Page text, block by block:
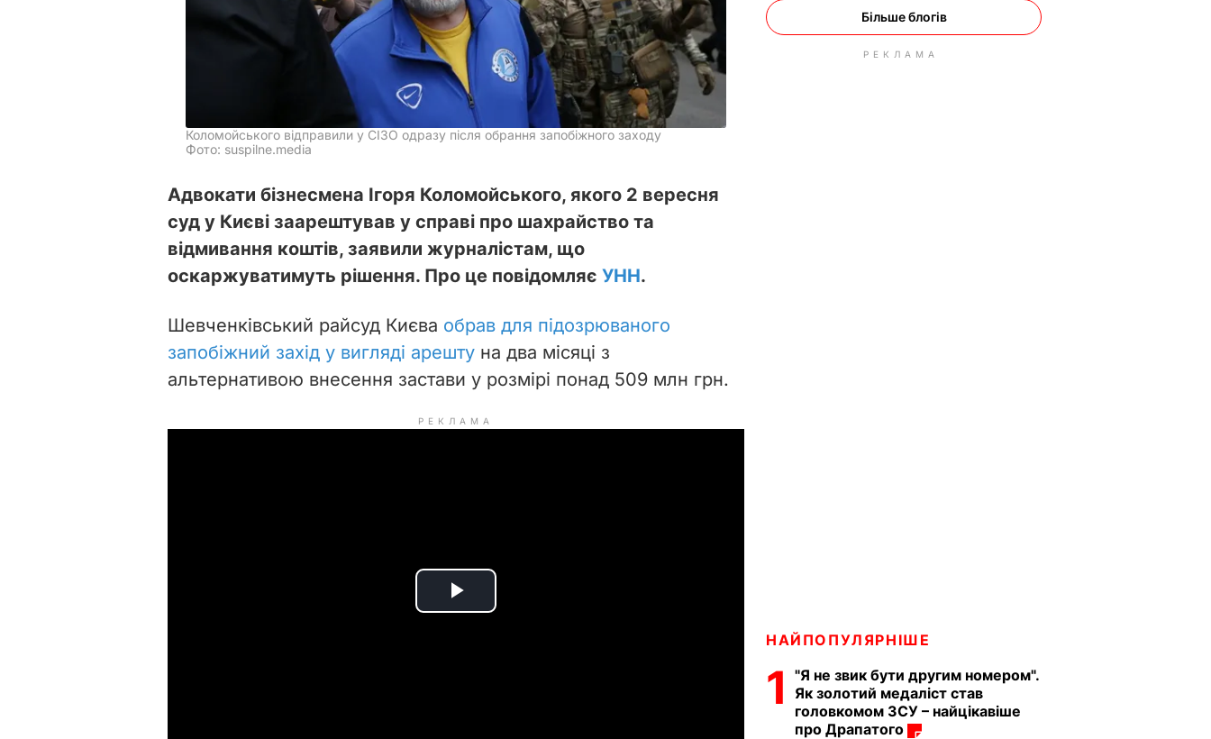
Коломойського відправили у СІЗО одразу після обрання запобіжного заходу
Фото: suspilne.media
Адвокати бізнесмена Ігоря Коломойського, якого 2 вересня
суд у Києві заарештував у справі про шахрайство та
відмивання коштів, заявили журналістам, що
оскаржуватимуть рішення. Про це повідомляє УНН.
Шевченківський райсуд Києва обрав для підозрюваного
запобіжний захід у вигляді арешту на два місяці з
альтернативою внесення застави у розмірі понад 509 млн грн.
РЕКЛАМА
P
Більше блогів
РЕКЛАМА
НАЙПОПУЛЯРНІШЕ
1
"Я не звик бути другим номером".
Як золотий медаліст став
головкомом ЗСУ – найцікавіше
про Драпатого